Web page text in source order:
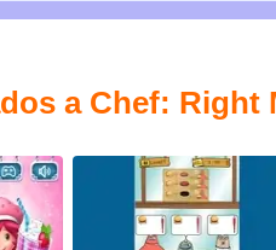
a Chef: Right